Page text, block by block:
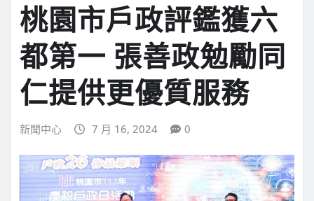
桃園市戶政評鑑獲六
都第一 張善政勉勵同
仁提供更優質服務
新聞中心 7 月 16, 2024 0